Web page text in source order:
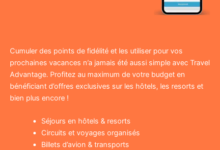
Cumuler des points de fidélité et les utiliser pour vos
prochaines vacances n’a jamais été aussi simple avec Travel
Advantage. Profitez au maximum de votre budget en
bénéficiant d’offres exclusives sur les hôtels, les resorts et
bien plus encore !
Séjours en hôtels & resorts
Circuits et voyages organisés
Billets d’avion & transports